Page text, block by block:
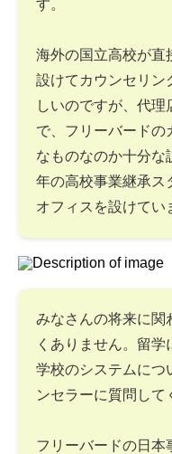
す。
海外の国立高校が直
設けてカウンセリン
しいのですが、代理
で、フリーバードの
なものなのか十分な
年の高校事業継承ス
オフィスを設けてい
みなさんの将来に関
くありません。留
学校のシステムにつ
ンセラーに質問して
フリーバードの日本